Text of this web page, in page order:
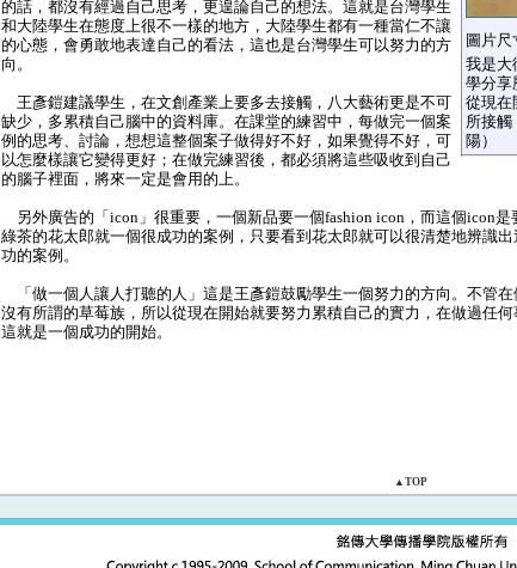
圖片尺
我是大
學分享
從現在
所接觸
陽）
的話，都沒有經過自己思考，更遑論自己的想法。這就是台灣學生
和大陸學生在態度上很不一樣的地方，大陸學生都有一種當仁不讓
的心態，會勇敢地表達自己的看法，這也是台灣學生可以努力的方
向。
王彥鎧建議學生，在文創產業上要多去接觸，八大藝術更是不可
缺少，多累積自己腦中的資料庫。在課堂的練習中，每做完一個案
例的思考、討論，想想這整個案子做得好不好，如果覺得不好，可
以怎麼樣讓它變得更好；在做完練習後，都必須將這些吸收到自己
的腦子裡面，將來一定是會用的上。
另外廣告的「icon」很重要，一個新品要一個fashion icon，而這個icon
綠茶的花太郎就一個很成功的案例，只要看到花太郎就可以很清楚地辨識
功的案例。
「做一個人讓人打聽的人」這是王彥鎧鼓勵學生一個努力的方向。不管
沒有所謂的草莓族，所以從現在開始就要努力累積自己的實力，在做過任
這就是一個成功的開始。
▲TOP